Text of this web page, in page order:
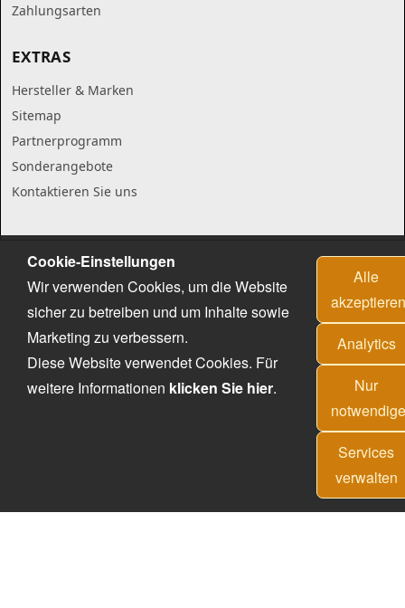
Zahlungsarten
EXTRAS
Hersteller & Marken
Sitemap
Partnerprogramm
Sonderangebote
Kontaktieren Sie uns
Cookie-Einstellungen
Wir verwenden Cookies, um die Website
sicher zu betreiben und um Inhalte sowie
Marketing zu verbessern.
Diese Website verwendet Cookies. Für
weitere Informationen klicken Sie hier.
Alle
Analytics
Nur
Services
verwalten